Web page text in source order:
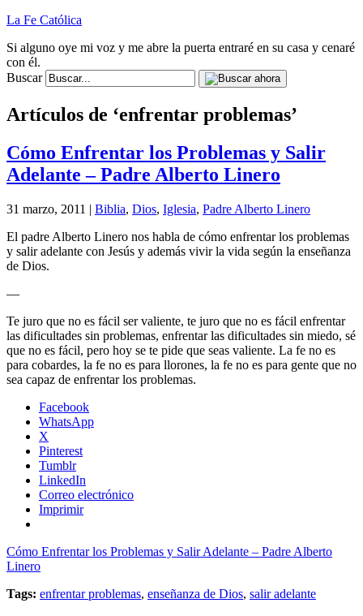
La Fe Católica
Si alguno oye mi voz y me abre la puerta entraré en su casa y cenaré
con él.
Buscar
Artículos de ‘enfrentar problemas’
Cómo Enfrentar los Problemas y Salir
Adelante – Padre Alberto Linero
31 marzo, 2011 | Biblia, Dios, Iglesia, Padre Alberto Linero
El padre Alberto Linero nos habla de cómo enfrentar los problemas
y salir adelante con Jesús y además vivir la vida según la enseñanza
de Dios.
—
Te juro que no es fácil ser valiente, te juro que no es fácil enfrentar
las dificultades sin problemas, enfrentar las dificultades sin miedo, sé
que no es fácil, pero hoy se te pide que seas valiente. La fe no es
para cobardes, la fe no es para llorones, la fe no es para gente que no
sea capaz de enfrentar los problemas.
Facebook
WhatsApp
X
Pinterest
Tumblr
LinkedIn
Correo electrónico
Imprimir
Cómo Enfrentar los Problemas y Salir Adelante – Padre Alberto
Linero
Tags: enfrentar problemas, enseñanza de Dios, salir adelante